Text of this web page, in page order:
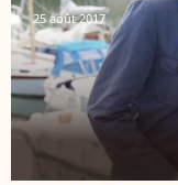
25 août 2017